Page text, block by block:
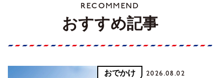
RECOMMEND
おすすめ記事
おでかけ 2026.08.02